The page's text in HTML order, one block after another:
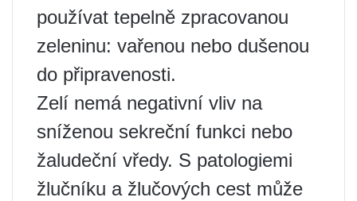
používat tepelně zpracovanou
zeleninu: vařenou nebo dušenou
do připravenosti.
Zelí nemá negativní vliv na
sníženou sekreční funkci nebo
žaludeční vředy. S patologiemi
žlučníku a žlučových cest může